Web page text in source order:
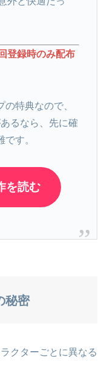
登録時のみ配布
特典なので、
るなら、先に確
す。
を読む
秘密
クターごとに異なる